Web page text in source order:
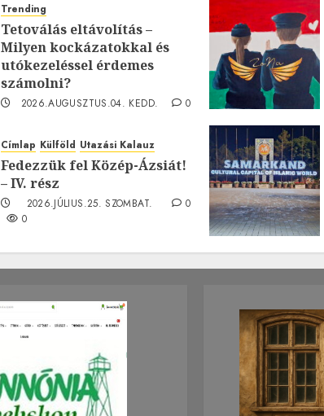
Trending
Tetoválás eltávolítás –
Milyen kockázatokkal és
utókezeléssel érdemes
számolni?
2026.AUGUSZTUS.04. KEDD.
0
Címlap Külföld Utazási Kalauz
Fedezzük fel Közép-Ázsiát!
– IV. rész
2026.JÚLIUS.25. SZOMBAT.
0
0